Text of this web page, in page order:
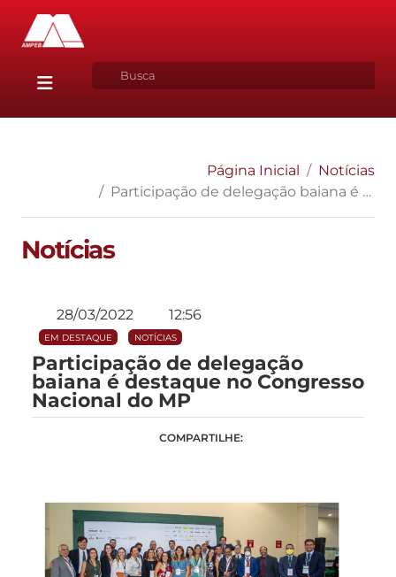
Página Inicial
Notícias
Participação de delegação baiana é destaque no Congresso Nacional do MP
Notícias
28/03/2022 12:56
EM DESTAQUE NOTÍCIAS
Participação de delegação
baiana é destaque no Congresso
Nacional do MP
COMPARTILHE: